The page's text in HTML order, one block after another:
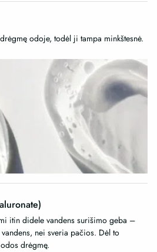
odoje, todėl ji tampa minkštesnė.
itin didele vandens surišimo geba –
nei sveria pačios. Dėl to
drėgmę.